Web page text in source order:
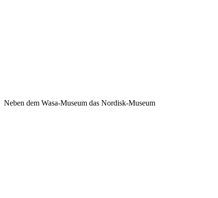
Neben dem Wasa-Museum das Nordisk-Museum